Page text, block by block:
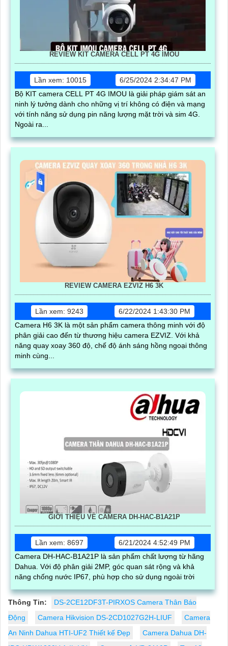
REVIEW KIT CAMERA CELL PT 4G IMOU
Lần xem: 10015
6/25/2024 2:34:47 PM
Bộ KIT camera CELL PT 4G IMOU là giải pháp giám sát an
ninh lý tưởng dành cho những vị trí không có điện và mạng
với tính năng sử dụng pin năng lượng mặt trời và sim 4G.
Ngoài ra...
REVIEW CAMERA EZVIZ H6 3K
Lần xem: 9243
6/22/2024 1:43:30 PM
Camera H6 3K là một sản phẩm camera thông minh với độ
phân giải cao đến từ thương hiệu camera EZVIZ. Với khả
năng quay xoay 360 độ, chế độ ánh sáng hồng ngoại thông
minh cùng...
GIỚI THIỆU VỀ CAMERA DH-HAC-B1A21P
Lần xem: 8697
6/21/2024 4:52:49 PM
Camera DH-HAC-B1A21P là sản phẩm chất lượng từ hãng
Dahua. Với độ phân giải 2MP, góc quan sát rộng và khả
năng chống nước IP67, phù hợp cho sử dụng ngoài trời
Thông Tin:
DS-2CE12DF3T-PIRXOS Camera Thân Báo
Động
Camera Hikvision DS-2CD1027G2H-LIUF
Camera
An Ninh Dahua HTI-UF2 Thiết kế Đẹp
Camera Dahua DH-